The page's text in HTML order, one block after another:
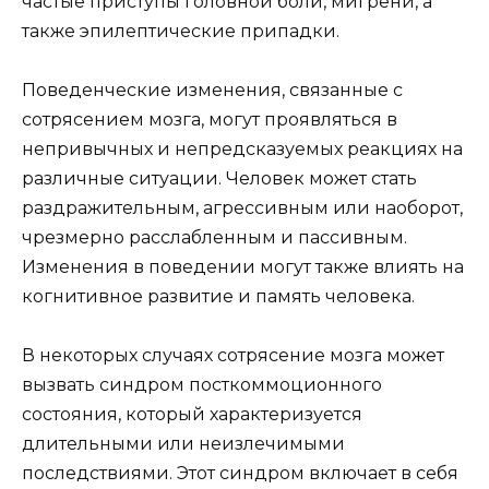
также эпилептические припадки.
Поведенческие изменения, связанные с
сотрясением мозга, могут проявляться в
непривычных и непредсказуемых реакциях на
различные ситуации. Человек может стать
раздражительным, агрессивным или наоборот,
чрезмерно расслабленным и пассивным.
Изменения в поведении могут также влиять на
когнитивное развитие и память человека.
В некоторых случаях сотрясение мозга может
вызвать синдром посткоммоционного
состояния, который характеризуется
длительными или неизлечимыми
последствиями. Этот синдром включает в себя